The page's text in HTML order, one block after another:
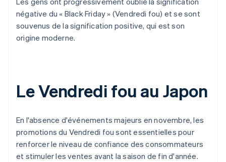
négative du « Black Friday » (Vendredi fou) et se sont
souvenus de la signification positive, qui est son
origine moderne.
Le Vendredi fou au Japon
En l'absence d'événements majeurs en novembre, les
promotions du Vendredi fou sont essentielles pour
renforcer le niveau de confiance des consommateurs
et stimuler les ventes avant la saison de fin d'année.